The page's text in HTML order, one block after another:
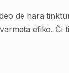
de hara
efiko.